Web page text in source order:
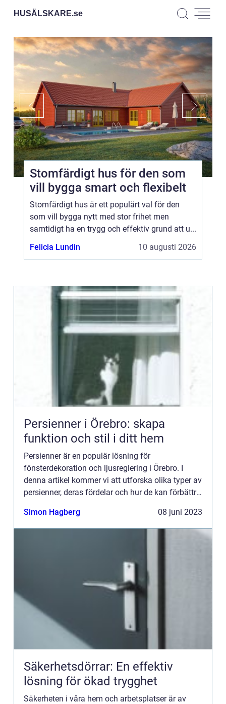
HUSÄLSKARE.se
Stomfärdigt hus för den som
vill bygga smart och flexibelt
Stomfärdigt hus är ett populärt val för den
som vill bygga nytt med stor frihet men
samtidigt ha en trygg och effektiv grund att u...
Felicia Lundin
10 augusti 2026
Persienner i Örebro: skapa
funktion och stil i ditt hem
Persienner är en populär lösning för
fönsterdekoration och ljusreglering i Örebro. I
denna artikel kommer vi att utforska olika typer av
persienner, deras fördelar och hur de kan förbättra
Simon Hagberg 08 juni 2023
Säkerhetsdörrar: En effektiv
lösning för ökad trygghet
Säkerheten i våra hem och arbetsplatser är av